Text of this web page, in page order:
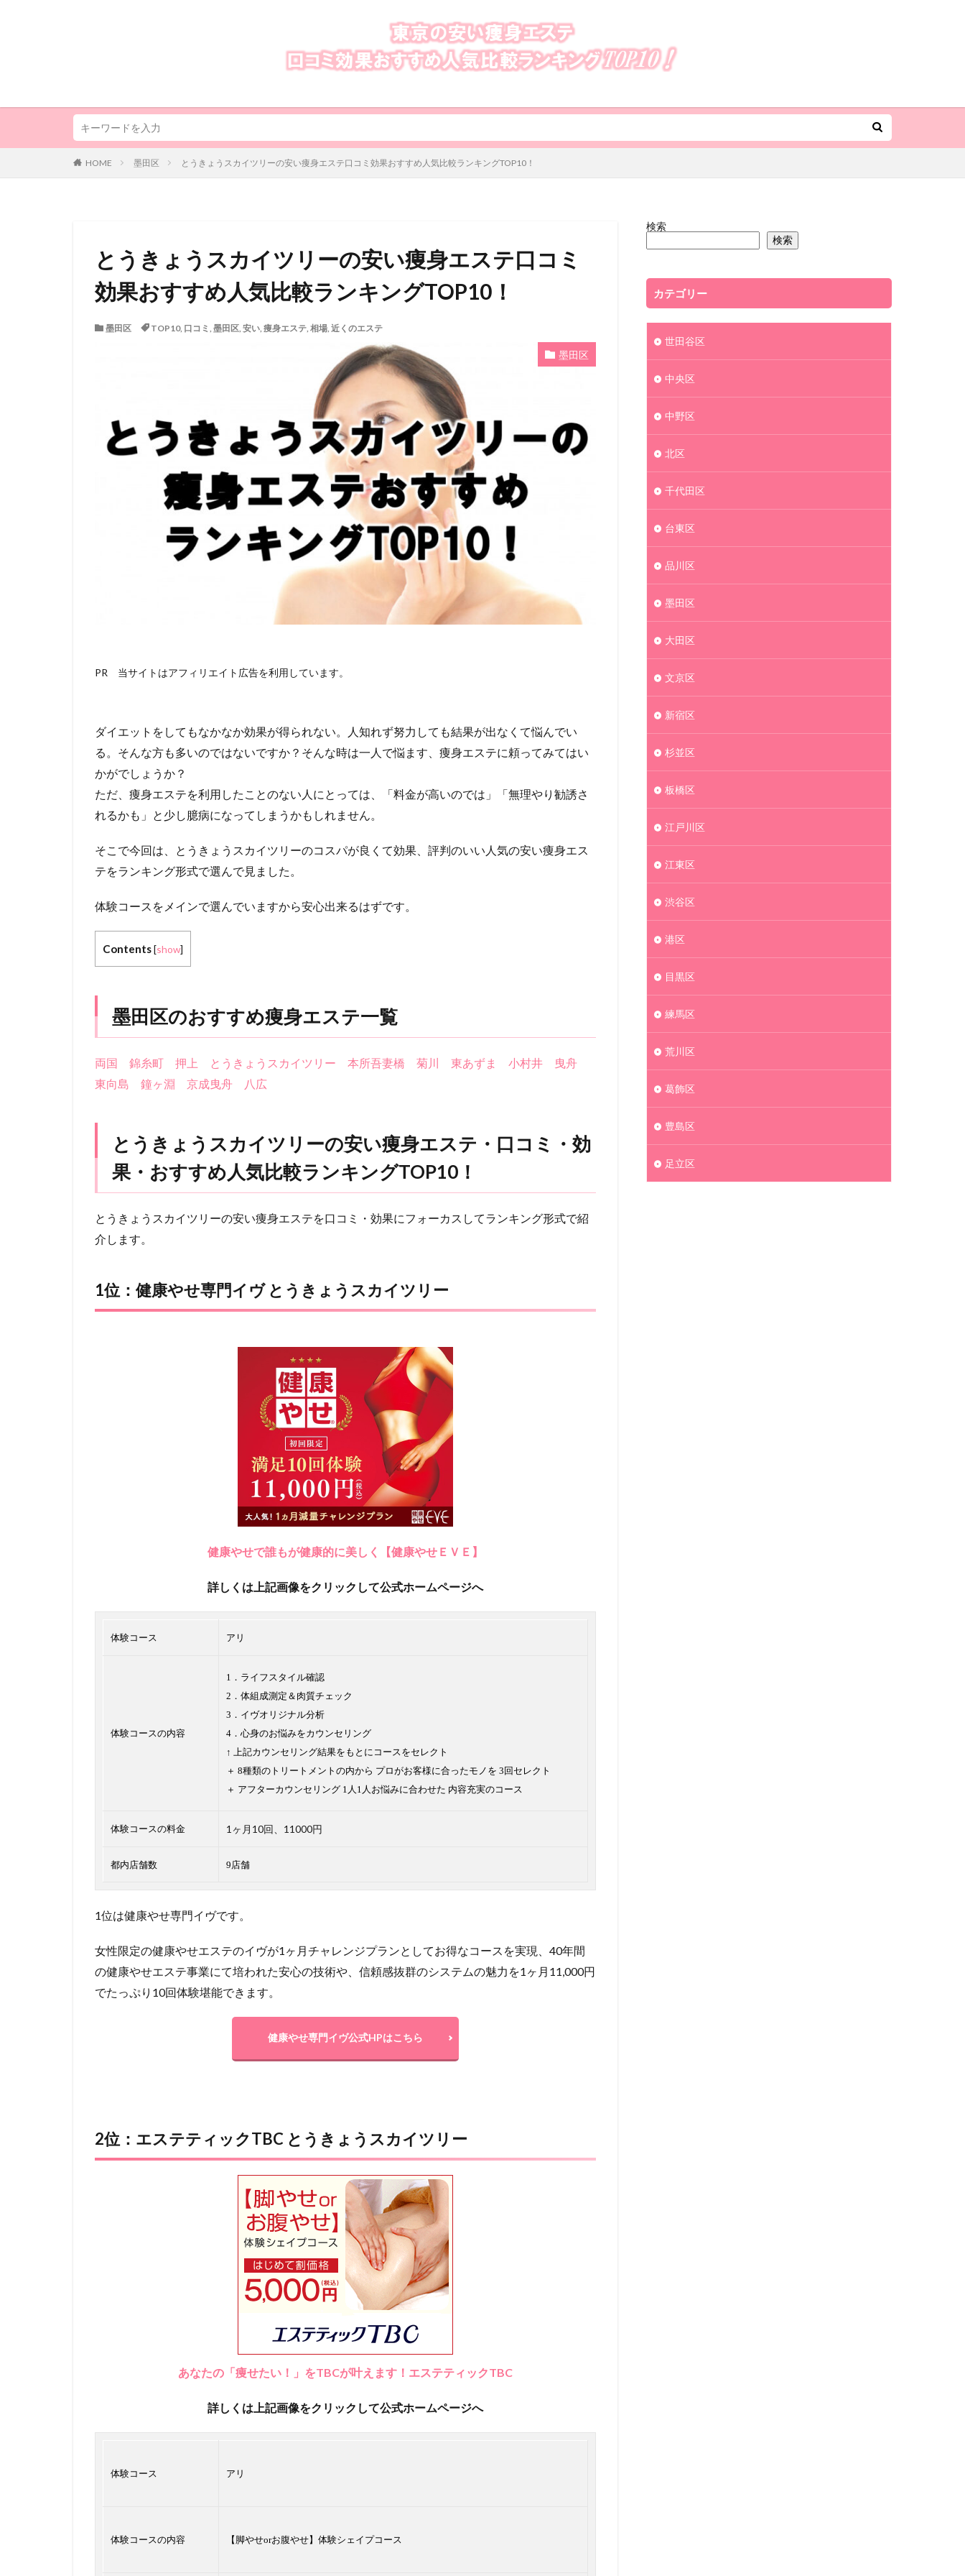
HOME 墨田区 とうきょうスカイツリーの安い痩身エステ口コミ効果おすすめ人気比較ランキングTOP10！
とうきょうスカイツリーの安い痩身エステ口コミ
効果おすすめ人気比較ランキングTOP10！
墨田区 TOP10, 口コミ , 墨田区, 安い, 痩身エステ, 相場, 近くのエステ
墨田区
PR 当サイトはアフィリエイト広告を利用しています。
ダイエットをしてもなかなか効果が得られない。人知れず努力しても結果が出なくて悩んでい
る。そんな方も多いのではないですか？そんな時は一人で悩ます、痩身エステに頼ってみてはい
かがでしょうか？
ただ、痩身エステを利用したことのない人にとっては、「料金が高いのでは」「無理やり勧誘さ
れるかも」と少し臆病になってしまうかもしれません。
そこで今回は、とうきょうスカイツリーのコスパが良くて効果、評判のいい人気の安い痩身エス
テをランキング形式で選んで見ました。
体験コースをメインで選んでいますから安心出来るはずです。
Contents[show]
墨田区のおすすめ痩身エステ一覧
両国 錦糸町 押上 とうきょうスカイツリー 本所吾妻橋 菊川 東あずま 小村井
曳舟
東向島
鐘ヶ淵 京成曳舟 八広
とうきょうスカイツリーの安い痩身エステ・口コミ・効
果・おすすめ人気比較ランキングTOP10！
とうきょうスカイツリーの安い痩身エステを口コミ・効果にフォーカスしてランキング形式で紹
介します。
1位：健康やせ専門イヴ とうきょうスカイツリー
健康やせで誰もが健康的に美しく【健康やせＥＶＥ】
詳しくは上記画像をクリックして公式ホームページへ
体験コース アリ
体験コースの内容
1．ライフスタイル確認
2．体組成測定＆肉質チェック
3．イヴオリジナル分析
4．心身のお悩みをカウンセリング
↑ 上記カウンセリング結果をもとにコースをセレクト
＋ 8種類のトリートメントの内から プロがお客様に合ったモノを 3回セレクト
＋ アフターカウンセリング 1人1人お悩みに合わせた 内容充実のコース
体験コースの料金 1ヶ月10回、11000円
都内店舗数 9店舗
1位は健康やせ専門イヴです。
女性限定の健康やせエステのイヴが1ヶ月チャレンジプランとしてお得なコースを実現、40年間
の健康やせエステ事業にて培われた安心の技術や、信頼感抜群のシステムの魅力を1ヶ月11,000円
でたっぷり10回体験堪能できます。
健康やせ専門イヴ公式HPはこちら
2位：エステティックTBC とうきょうスカイツリー
あなたの「痩せたい！」をTBCが叶えます！エステティックTBC
詳しくは上記画像をクリックして公式ホームページへ
体験コース アリ
体験コースの内容 【脚やせorお腹やせ】体験シェイプコース
検索
検索
カテゴリー
世田谷区
中央区
中野区
北区
千代田区
台東区
品川区
墨田区
大田区
文京区
新宿区
杉並区
板橋区
江戸川区
江東区
渋谷区
港区
目黒区
練馬区
荒川区
葛飾区
豊島区
足立区